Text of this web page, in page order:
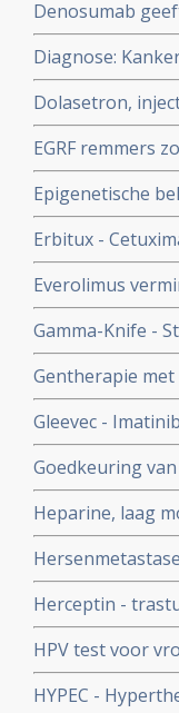
Denosumab
tijd tot zich
Diagnose:
diagnostiek,
Dolasetron,
hartfalen,
dosis.
EGRF remmers
Epigenetische
niet-klein-cellige
Erbitux -
Everolimus
sclerose
verbetert
Gamma-Knife -
Gentherapie
verbeteringen
studie.
Gleevec -
met dit medicijn
Goedkeuring
geven in de
Heparine, laag
solide tumoren
studie
hersenen
gevolgen voor
Herceptin -
HPV test voor
HYPEC -